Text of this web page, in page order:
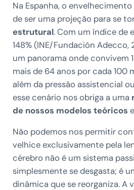
Na Espanha, o
de ser uma projeção para se
estrutural. Com um índice de
148% (INE/Fundación
um panorama onde convivem
mais de 64 anos por cada 100
além da pressão assistencial
esse cenário nos obriga a uma
de nossos modelos teóricos
Não podemos nos permitir
velhice exclusivamente pela
cérebro não é um sistema
simplesmente se desgasta; é
dinâmica que se reorganiza. A